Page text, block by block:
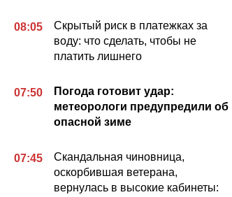
08:05
Скрытый риск в платежках за
воду: что сделать, чтобы не
платить лишнего
07:50
Погода готовит удар:
метеорологи предупредили об
опасной зиме
07:45
Скандальная чиновница,
оскорбившая ветерана,
вернулась в высокие кабинеты: